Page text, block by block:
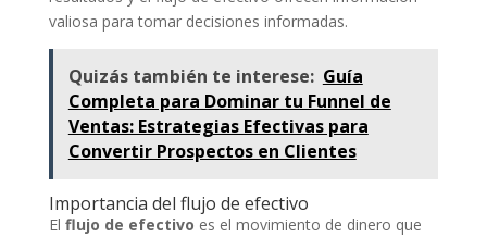
valiosa para tomar decisiones informadas.
Quizás también te interese: Guía
Completa para Dominar tu Funnel de
Ventas: Estrategias Efectivas para
Convertir Prospectos en Clientes
Importancia del flujo de efectivo
El flujo de efectivo es el movimiento de dinero que